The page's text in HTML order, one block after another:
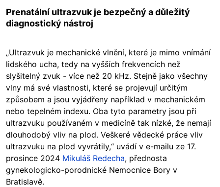
Prenatální ultrazvuk je bezpečný a důležitý
diagnostický nástroj
„Ultrazvuk je mechanické vlnění, které je mimo vnímání
lidského ucha, tedy na vyšších frekvencích než
slyšitelný zvuk - více než 20 kHz. Stejně jako všechny
vlny má své vlastnosti, které se projevují určitým
způsobem a jsou vyjádřeny například v mechanickém
nebo tepelném indexu. Oba tyto parametry jsou při
ultrazvuku používaném v medicíně tak nízké, že nemají
dlouhodobý vliv na plod. Veškeré vědecké práce vliv
ultrazvuku na plod vyvrátily,“ uvádí v e-mailu ze 17.
prosince 2024 Mikuláš Redecha, přednosta
gynekologicko-porodnické Nemocnice Bory v
Bratislavě.